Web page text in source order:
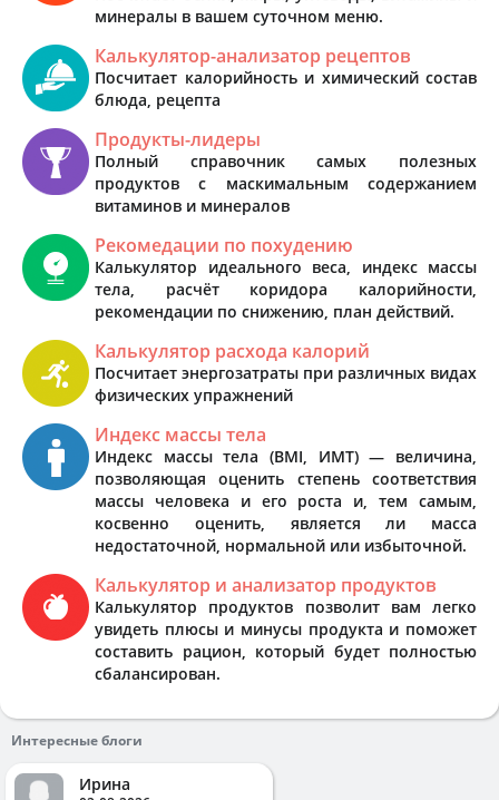
минералы в вашем суточном меню.
Калькулятор-анализатор рецептов
Посчитает калорийность и химический состав
блюда, рецепта
Продукты-лидеры
Полный справочник самых полезных
продуктов с маскимальным содержанием
витаминов и минералов
Рекомедации по похудению
Калькулятор идеального веса, индекс массы
тела, расчёт коридора калорийности,
рекомендации по снижению, план действий.
Калькулятор расхода калорий
Посчитает энергозатраты при различных видах
физических упражнений
Индекс массы тела
Индекс массы тела (BMI, ИМТ) — величина,
позволяющая оценить степень соответствия
массы человека и его роста и, тем самым,
косвенно оценить, является ли масса
недостаточной, нормальной или избыточной.
Калькулятор и анализатор продуктов
Калькулятор продуктов позволит вам легко
увидеть плюсы и минусы продукта и поможет
составить рацион, который будет полностью
сбалансирован.
Интересные блоги
Ирина